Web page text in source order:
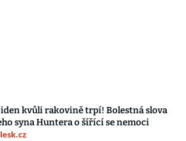
kvůli rakovině trpí! Bolestná slova
syna Huntera o šířící se nemoci